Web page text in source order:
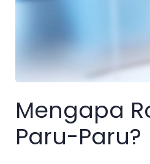
Mengapa
Paru-Paru?